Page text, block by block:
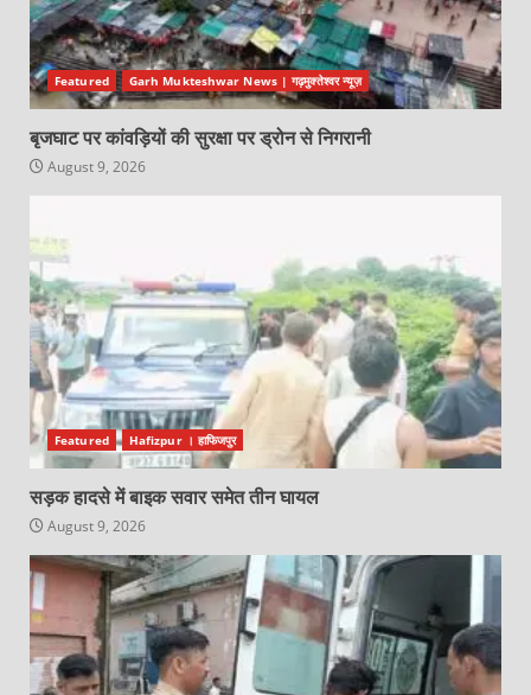
Featured Garh Mukteshwar News | गढ़मुक्तेश्वर न्यूज़
बृजघाट पर कांवड़ियों की सुरक्षा पर ड्रोन से निगरानी
August 9, 2026
Featured Hafizpur । हाफिजपुर
सड़क हादसे में बाइक सवार समेत तीन घायल
August 9, 2026